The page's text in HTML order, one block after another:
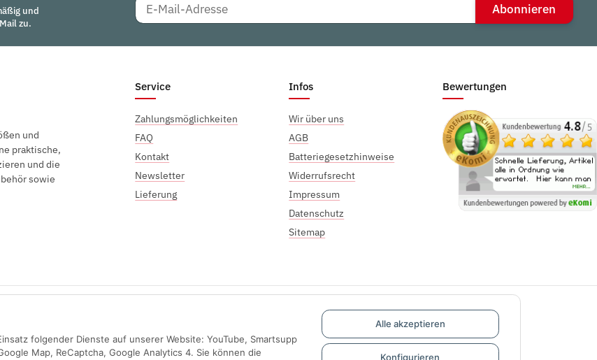
folgender Dienste auf unserer Website: YouTube, Smartsupp
Map, ReCaptcha, Google Analytics 4. Sie können die
Alle akzeptieren
Konfigurieren
und
zu.
Abonnieren
und
praktische,
und die
sowie
Service
Zahlungsmöglichkeiten
FAQ
Kontakt
Newsletter
Lieferung
Infos
Wir über uns
AGB
Batteriegesetzhinweise
Widerrufsrecht
Impressum
Datenschutz
Sitemap
Bewertungen